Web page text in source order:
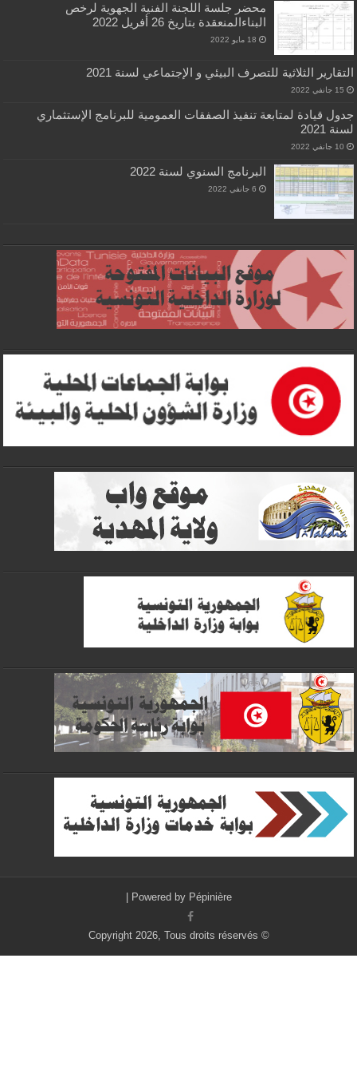
محضر جلسة اللجنة الفنية الجهوية لرخص
البناءالمنعقدة بتاريخ 26 أفريل 2022
18 مايو 2022
الثلاثية للتصرف البيئي و الإجتماعي لسنة 2021
قيادة لمتابعة تنفيذ الصفقات العمومية للبرنامج الإستثماري
البرنامج السنوي لسنة 2022
6 جانفي 2022
Powered byPépinière
|